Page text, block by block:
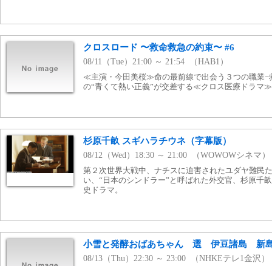
クロスロード 〜救命救急の約束〜 #6
08/11（Tue）21:00 ～ 21:54 （HAB1）
≪主演・今田美桜≫命の最前線で出会う３つの職業−
の“青くて熱い正義”が交差する≪クロス医療ドラマ
杉原千畝 スギハラチウネ（字幕版）
08/12（Wed）18:30 ～ 21:00 （WOWOWシネマ）
第２次世界大戦中、ナチスに迫害されたユダヤ難民
い、“日本のシンドラー”と呼ばれた外交官、杉原千
史ドラマ。
小雪と発酵おばあちゃん 選 伊豆諸島 新
08/13（Thu）22:30 ～ 23:00 （NHKEテレ1金沢）